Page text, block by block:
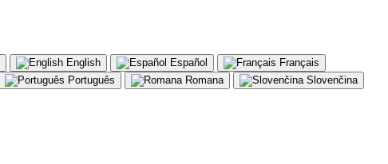
English Español
Français
Português Romana
Slovenčina